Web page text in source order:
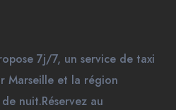
7j/7, un service de taxi
Marseille et la région
nuit.Réservez au